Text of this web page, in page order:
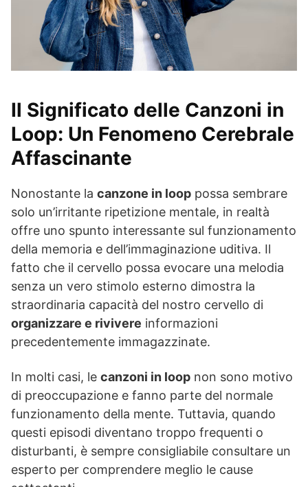
Il Significato delle Canzoni in
Loop: Un Fenomeno Cerebrale
Affascinante
Nonostante la canzone in loop possa sembrare
solo un’irritante ripetizione mentale, in realtà
offre uno spunto interessante sul funzionamento
della memoria e dell’immaginazione uditiva. Il
fatto che il cervello possa evocare una melodia
senza un vero stimolo esterno dimostra la
straordinaria capacità del nostro cervello di
organizzare e rivivere informazioni
precedentemente immagazzinate.
In molti casi, le canzoni in loop non sono motivo
di preoccupazione e fanno parte del normale
funzionamento della mente. Tuttavia, quando
questi episodi diventano troppo frequenti o
disturbanti, è sempre consigliabile consultare un
esperto per comprendere meglio le cause